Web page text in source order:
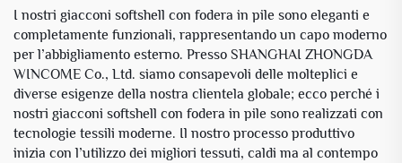
I nostri giacconi softshell con fodera in pile sono eleganti e
completamente funzionali, rappresentando un capo moderno
per l’abbigliamento esterno. Presso SHANGHAI ZHONGDA
WINCOME Co., Ltd. siamo consapevoli delle molteplici e
diverse esigenze della nostra clientela globale; ecco perché i
nostri giacconi softshell con fodera in pile sono realizzati con
tecnologie tessili moderne. Il nostro processo produttivo
inizia con l’utilizzo dei migliori tessuti, caldi ma al contempo